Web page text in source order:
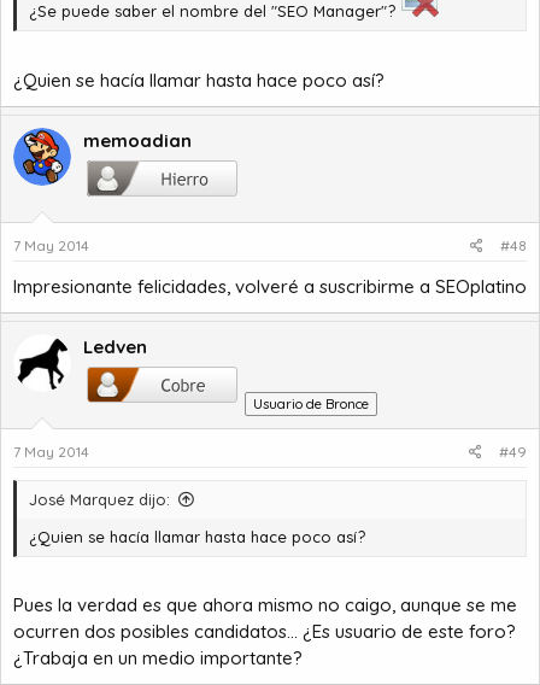
¿Se puede saber el nombre del "SEO Manager"?
¿Quien se hacía llamar hasta hace poco así?
memoadian
7 May 2014 #48
Impresionante felicidades, volveré a suscribirme a SEOplatino
Ledven
Usuario de Bronce
7 May 2014 #49
José Marquez dijo:
¿Quien se hacía llamar hasta hace poco así?
Pues la verdad es que ahora mismo no caigo, aunque se me
ocurren dos posibles candidatos... ¿Es usuario de este foro?
¿Trabaja en un medio importante?